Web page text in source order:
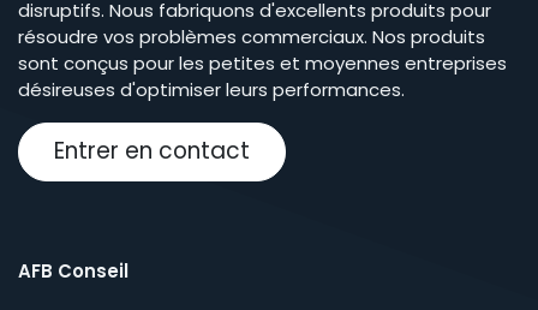
disruptifs. Nous fabriquons d'excellents produits pour
résoudre vos problèmes commerciaux. Nos produits
sont conçus pour les petites et moyennes entreprises
désireuses d'optimiser leurs performances.
Entrer en contact
AFB Conseil